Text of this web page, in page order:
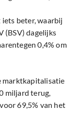
beter, waarbij
(BSV) dagelijks
0,4% om
marktkapitalisatie
miljard terug,
69,5% van het